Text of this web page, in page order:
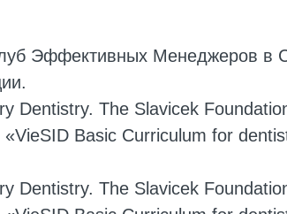
Эффективных Менеджеров в
Dentistry. The Slavicek
Basic Curriculum for
Dentistry. The Slavicek